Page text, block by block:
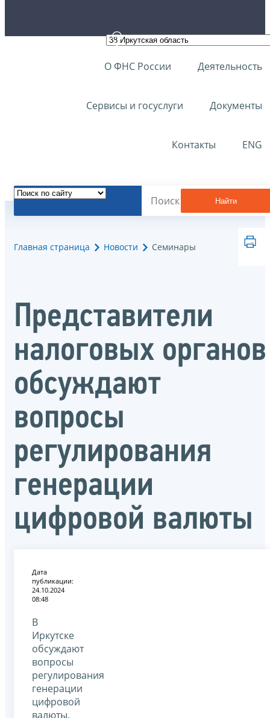
О ФНС России Деятельность
Сервисы и госуслуги Документы
Контакты ENG
Найти
Главная страница Новости Семинары
Представители
налоговых органов
обсуждают
вопросы
регулирования
генерации
цифровой валюты
Дата
публикации:
24.10.2024
08:48
В
Иркутске
обсуждают
вопросы
регулирования
генерации
цифровой
валюты,